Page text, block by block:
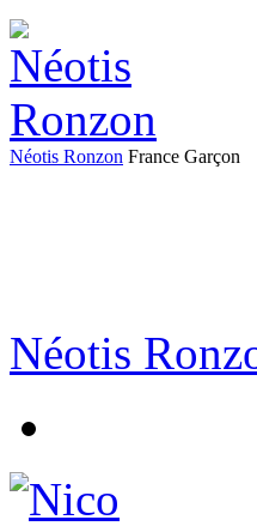
Néotis Ronzon France Garçon
Néotis